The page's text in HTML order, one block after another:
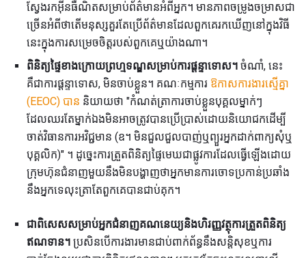
ស្វែងរកអ៊ីនធឺណិតសម្រាប់ព័ត៌មានអំពីអ្នក។ មានភាពចម្រូងចម្រាសជា
ច្រើនអំពីថាតើមនុស្សគួរតែប្រើព័ត៌មានដែលពួកគេរកឃើញនៅក្នុងវិធី
នេះក្នុងការសម្រេចចិត្តរបស់ពួកគេឬយ៉ាងណា។
ពិនិត្យផ្ទៃខាងក្រោយព្រហ្មទណ្ឌសម្រាប់ការផ្តន្ទាទោស។ ចំណាំ, នេះ
គឺជាការផ្តន្ទាទោស, មិនចាប់ខ្លួន។ គណៈកម្មការ ឱកាសការងារស្មើគ្នា
(EEOC) បាន និយាយថា "កំណត់ត្រាការចាប់ខ្លួនបុគ្គលម្នាក់ៗ
ដែលឈរតែម្នាក់ឯងមិនអាចត្រូវបានប្រើប្រាស់ដោយនិយោជកដើម្បី
ចាត់វិធានការអវិជ្ជមាន (ឧ។ មិនជួលជួលបាញ់ឬព្យួរអ្នកដាក់ពាក្យសុំឬ
បុគ្គលិក)" ។ ដូច្នេះការត្រួតពិនិត្យផ្ទៃមេឃជាផ្លូវការដែលធ្វើឡើងដោយ
ក្រុមហ៊ុនជំនាញមួយនឹងមិនបង្ហាញថាអ្នកមានការចោទប្រកាន់ប្រឆាំង
នឹងអ្នកទេលុះត្រាតែពួកគេបានជាប់គុក។
ជាពិសេសសម្រាប់អ្នកជំនាញគណនេយ្យនិងហិរញ្ញវត្ថុការត្រួតពិនិត្យ
ឥណទាន។ ប្រសិនបើការងារមានជាប់ពាក់ព័ន្ធនឹងសន្តិសុខឬការ